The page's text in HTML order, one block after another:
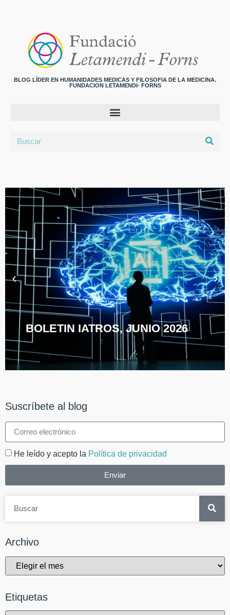
BLOG LÍDER EN HUMANIDADES MEDICAS Y FILOSOFIA DE LA MEDICINA.
FUNDACION LETAMENDI- FORNS
BOLETIN IATROS, JUNIO 2026
Suscríbete al blog
He leído y acepto la Política de privacidad
Enviar
Archivo
Etiquetas